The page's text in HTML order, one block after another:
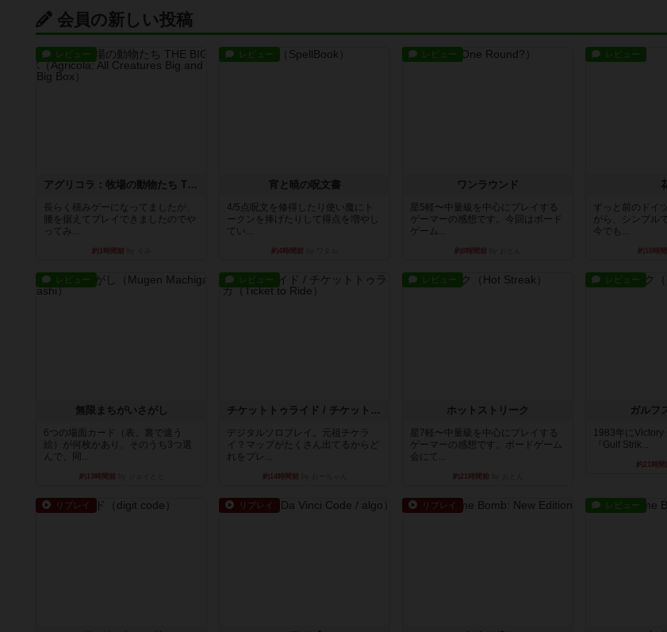
会員の新しい投稿
レビュー
アグリコラ：牧場の動物たち THE BIG BOX
長らく積みゲーになってましたが、
腰を据えてプレイできましたのでや
ってみ...
約1時間前
レビュー
宵と暁の呪文書
4/5点呪文を修得したり使い魔にト
ークンを捧げたりして得点を増やし
てい...
約4時間前
レビュー
ワンラウンド
星5軽〜中量級を中心にプレイする
ゲーマーの感想です。今回はボード
ゲーム...
約8時間前
レビュー
ずっと前のドイ
がら、シンプル
今でも...
約10時
レビュー
無限まちがいさがし
6つの場面カード（表、裏で違う
絵）が何枚かあり、そのうち3つ選
んで、同...
約13時間前
レビュー
チケットトゥライド / チケットトゥライドアメリカ
デジタルソロプレイ。元祖チケラ
イ？マップがたくさん出てるからど
れをプレ...
約14時間前
レビュー
ホットストリーク
星7軽〜中量級を中心にプレイする
ゲーマーの感想です。ボードゲーム
会にて...
約21時間前
レビュー
ガルフ
1983年にVictory
『Gulf Strik...
約21時間
リプレイ リプレイ リプレイ レビュー